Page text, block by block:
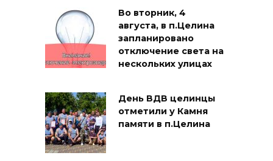
Во вторник, 4
августа, в п.Целина
запланировано
отключение света на
нескольких улицах
День ВДВ целинцы
отметили у Камня
памяти в п.Целина